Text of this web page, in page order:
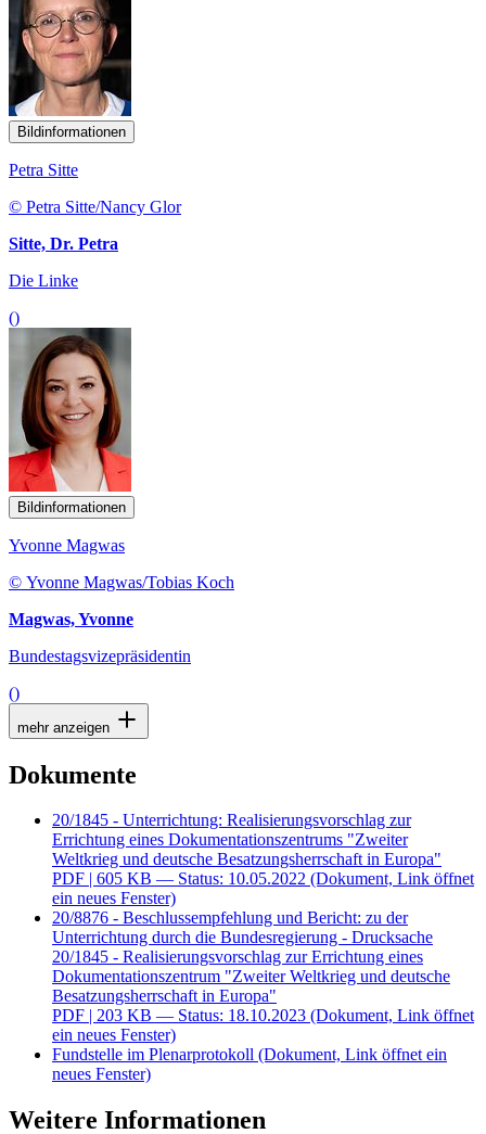
Bildinformationen
Petra Sitte
© Petra Sitte/Nancy Glor
Sitte, Dr. Petra
Die Linke
()
Bildinformationen
Yvonne Magwas
© Yvonne Magwas/Tobias Koch
Magwas, Yvonne
Bundestagsvizepräsidentin
()
mehr anzeigen
Dokumente
20/1845 - Unterrichtung: Realisierungsvorschlag zur
Errichtung eines Dokumentationszentrums "Zweiter
Weltkrieg und deutsche Besatzungsherrschaft in Europa"
PDF | 605 KB — Status: 10.05.2022 (Dokument, Link öffnet
ein neues Fenster)
20/8876 - Beschlussempfehlung und Bericht: zu der
Unterrichtung durch die Bundesregierung - Drucksache
20/1845 - Realisierungsvorschlag zur Errichtung eines
Dokumentationszentrum "Zweiter Weltkrieg und deutsche
Besatzungsherrschaft in Europa"
PDF | 203 KB — Status: 18.10.2023 (Dokument, Link öffnet
ein neues Fenster)
Fundstelle im Plenarprotokoll (Dokument, Link öffnet ein
neues Fenster)
Weitere Informationen